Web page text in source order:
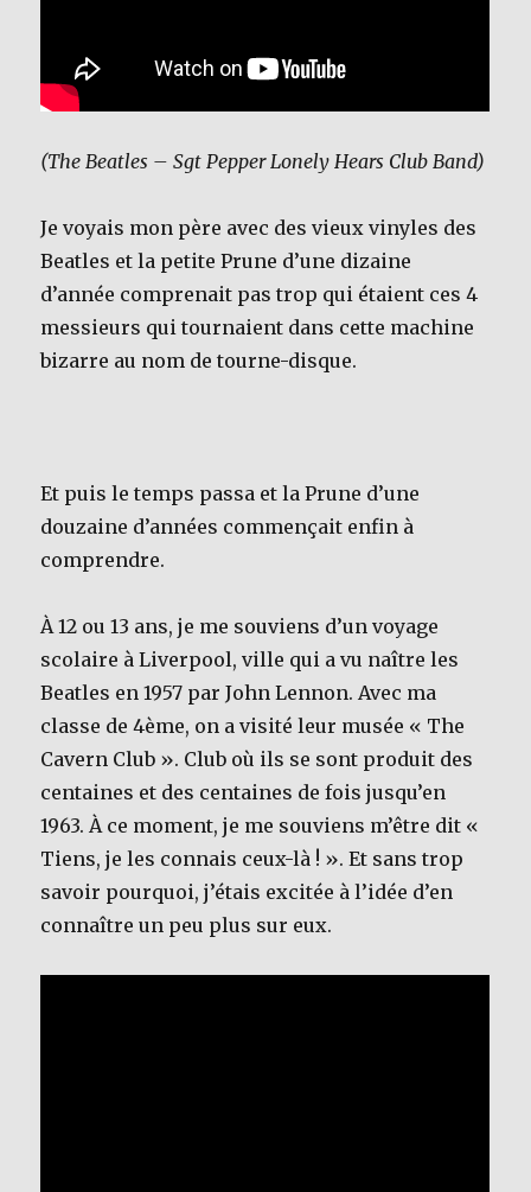
(The Beatles – Sgt Pepper Lonely Hears Club Band)
Je voyais mon père avec des vieux vinyles des
Beatles et la petite Prune d’une dizaine
d’année comprenait pas trop qui étaient ces 4
messieurs qui tournaient dans cette machine
bizarre au nom de tourne-disque.
Et puis le temps passa et la Prune d’une
douzaine d’années commençait enfin à
comprendre.
À 12 ou 13 ans, je me souviens d’un voyage
scolaire à Liverpool, ville qui a vu naître les
Beatles en 1957 par John Lennon. Avec ma
classe de 4ème, on a visité leur musée « The
Cavern Club ». Club où ils se sont produit des
centaines et des centaines de fois jusqu’en
1963. À ce moment, je me souviens m’être dit «
Tiens, je les connais ceux-là ! ». Et sans trop
savoir pourquoi, j’étais excitée à l’idée d’en
connaître un peu plus sur eux.